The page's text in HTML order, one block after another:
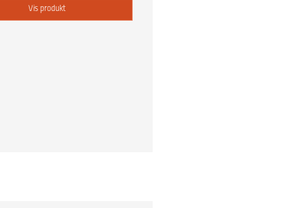
Vis produkt